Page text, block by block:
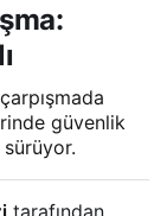
güvenlik
sürüyor.
tarafından